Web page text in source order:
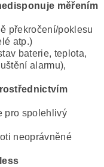
měřením
překročení/poklesu
atp.)
baterie, teplota,
alarmu),
pro spolehlivý
neoprávněné